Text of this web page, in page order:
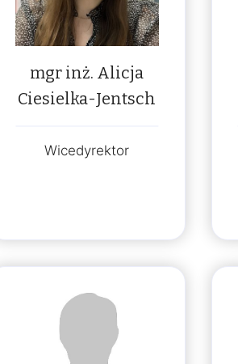
mgr inż. Alicja
Ciesielka-Jentsch
Wicedyrektor